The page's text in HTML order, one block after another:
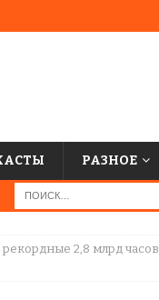
РАЗНОЕ
рекордные 2,8 млрд часов